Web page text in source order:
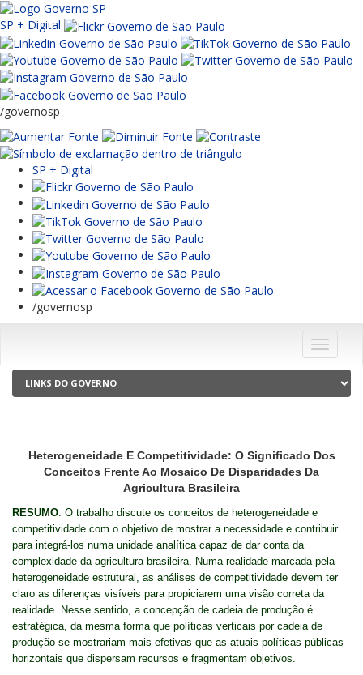
SP + Digital
/governosp
SP + Digital
/governosp
Menu
Heterogeneidade E Competitividade: O Significado Dos
Conceitos Frente Ao Mosaico De Disparidades Da
Agricultura Brasileira
RESUMO: O trabalho discute os conceitos de heterogeneidade e
competitividade com o objetivo de mostrar a necessidade e contribuir
para integrá-los numa unidade analítica capaz de dar conta da
complexidade da agricultura brasileira. Numa realidade marcada pela
heterogeneidade estrutural, as análises de competitividade devem ter
claro as diferenças visíveis para propiciarem uma visão correta da
realidade. Nesse sentido, a concepção de cadeia de produção é
estratégica, da mesma forma que políticas verticais por cadeia de
produção se mostrariam mais efetivas que as atuais políticas públicas
horizontais que dispersam recursos e fragmentam objetivos.